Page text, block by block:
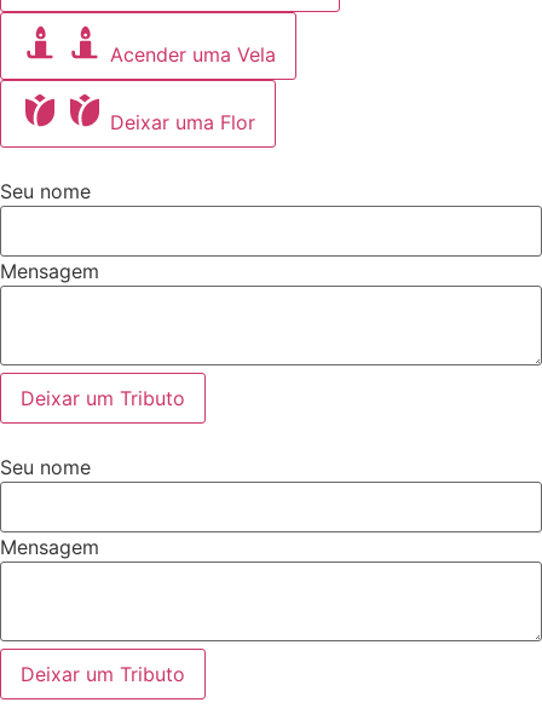
Acender uma Vela
Deixar uma Flor
Seu nome
Mensagem
Deixar um Tributo
Seu nome
Mensagem
Deixar um Tributo